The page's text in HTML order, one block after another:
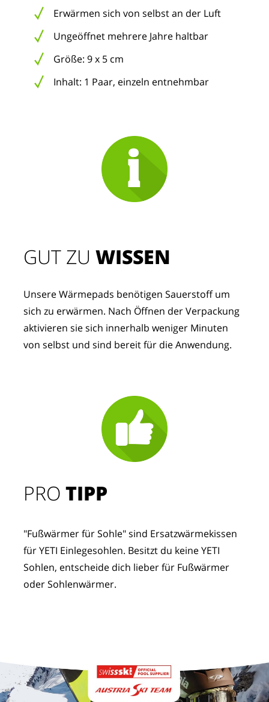
Erwärmen sich von selbst an der Luft
Ungeöffnet mehrere Jahre haltbar
Größe: 9 x 5 cm
Inhalt: 1 Paar, einzeln entnehmbar
PROTIPP
"Fußwärmer für Sohle" sind Ersatzwärmekissen
für YETI Einlegesohlen. Besitzt du keine YETI
Sohlen, entscheide dich lieber für Fußwärmer
oder Sohlenwärmer.
GUT ZU WISSEN
Unsere Wärmepads benötigen Sauerstoff um
sich zu erwärmen. Nach Öffnen der Verpackung
aktivieren sie sich innerhalb weniger Minuten
von selbst und sind bereit für die Anwendung.